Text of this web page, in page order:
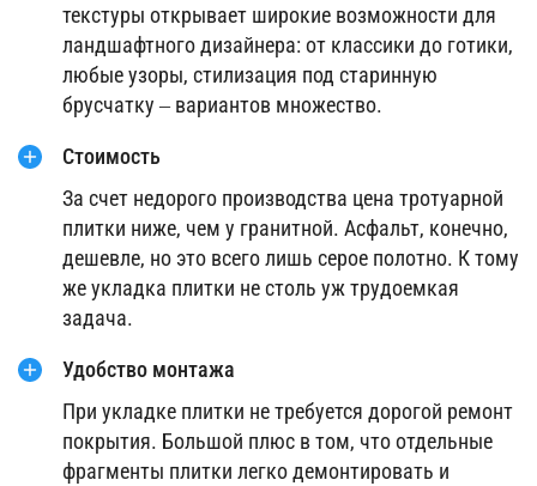
текстуры открывает широкие возможности для
ландшафтного дизайнера: от классики до готики,
любые узоры, стилизация под старинную
брусчатку – вариантов множество.
Стоимость
За счет недорого производства цена тротуарной
плитки ниже, чем у гранитной. Асфальт, конечно,
дешевле, но это всего лишь серое полотно. К тому
же укладка плитки не столь уж трудоемкая
задача.
Удобство монтажа
При укладке плитки не требуется дорогой ремонт
покрытия. Большой плюс в том, что отдельные
фрагменты плитки легко демонтировать и